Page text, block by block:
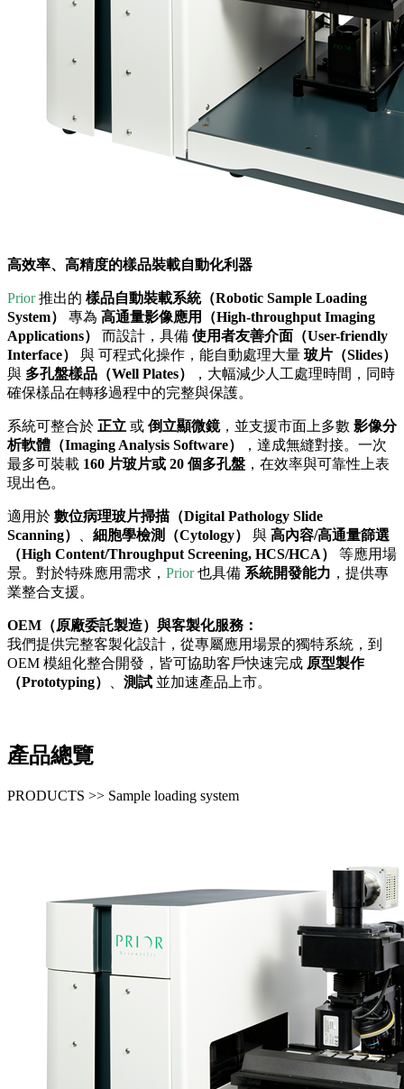
高效率、高精度的樣品裝載自動化利器
Prior推出的 樣品自動裝載系統（Robotic Sample Loading
System）
專為 高通量影像應用（High-throughput Imaging
Applications）
而設計，具備 使用者友善介面（User-friendly
Interface）
與 可程式化操作，能自動處理大量 玻片（Slides）
與 多孔盤樣品（Well Plates）
，大幅減少人工處理時間，同時
確保樣品在轉移過程中的完整與保護。
系統可整合於 正立 或 倒立顯微鏡，並支援市面上多數 影像分
析軟體（Imaging Analysis Software）
，達成無縫對接。一次
最多可裝載 160 片玻片或 20 個多孔盤 ，在效率與可靠性上表
現出色。
適用於 數位病理玻片掃描（Digital Pathology Slide
Scanning）
細胞學檢測（Cytology） 與 高內容/高通量篩選
（High Content/Throughput Screening, HCS/HCA）
等應用場
景。對於特殊應用需求， Prior也具備 系統開發能力 ，提供專
業整合支援。
OEM（原廠委託製造）與客製化服務：
我們提供完整客製化設計，從專屬應用場景的獨特系統，到
OEM 模組化整合開發，皆可協助客戶快速完成 原型製作
（Prototyping）
測試 並加速產品上市。
產品總覽
PRODUCTS >> Sample loading system